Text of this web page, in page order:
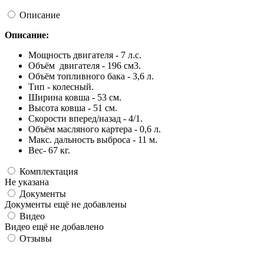
Описание
Описание:
Мощность двигателя - 7 л.с.
Объём двигателя - 196 см3.
Объём топливного бака - 3,6 л.
Тип - колесный.
Ширина ковша - 53 см.
Высота ковша - 51 см.
Скорости вперед/назад - 4/1.
Объём масляного картера - 0,6 л.
Макс. дальность выброса - 11 м.
Вес- 67 кг.
Комплектация
Не указана
Документы
Документы ещё не добавлены
Видео
Видео ещё не добавлено
Отзывы